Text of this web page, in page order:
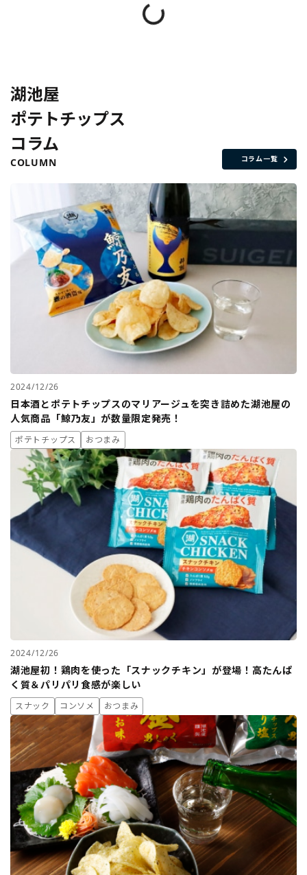
湖池屋
ポテトチップス
コラム
COLUMN コラム一覧
2024/12/26
日本酒とポテトチップスのマリアージュを突き詰めた湖池屋の
人気商品「鯨乃友」が数量限定発売！
ポテトチップス おつまみ
2024/12/26
湖池屋初！鶏肉を使った「スナックチキン」が登場！高たんぱ
く質＆パリパリ食感が楽しい
スナック コンソメ おつまみ